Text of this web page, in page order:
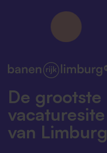
De grootste
vacaturesite
van Limburg